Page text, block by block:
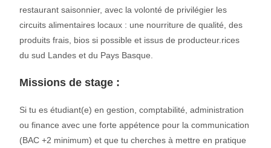
restaurant saisonnier, avec la volonté de privilégier les
circuits alimentaires locaux : une nourriture de qualité, des
produits frais, bios si possible et issus de producteur.rices
du sud Landes et du Pays Basque.
Missions de stage :
Si tu es étudiant(e) en gestion, comptabilité, administration
ou finance avec une forte appétence pour la communication
(BAC +2 minimum) et que tu cherches à mettre en pratique